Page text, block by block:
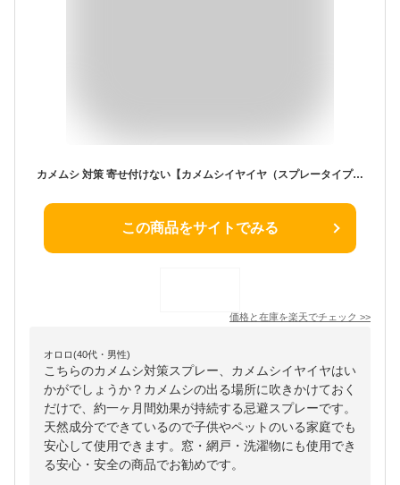
カメムシ 対策 寄せ付けない【カメムシイヤイヤ（スプレータイプ）】 コジット カメムシスプレー 対策 カメムシ 忌避剤 カメムシ 専用 カメムシ 寄せ付けない グッズ 洗濯物 洗濯物カメムシ除け スプレー ペット 子供 天然成分 安心 安全 虫よけスプレー
この商品をサイトでみる
価格と在庫を楽天でチェック >>
オロロ(40代・男性)
こちらのカメムシ対策スプレー、カメムシイヤイヤはい
かがでしょうか？カメムシの出る場所に吹きかけておく
だけで、約一ヶ月間効果が持続する忌避スプレーです。
天然成分でできているので子供やペットのいる家庭でも
安心して使用できます。窓・網戸・洗濯物にも使用でき
る安心・安全の商品でお勧めです。